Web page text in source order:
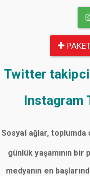
Twitter
Instagram
Sosyal ağlar, toplumda
günlük yaşamının bir
medyanın en